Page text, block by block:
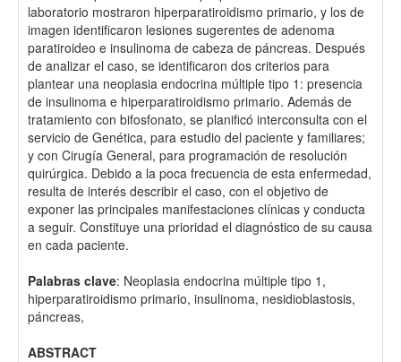
laboratorio mostraron hiperparatiroidismo primario, y los de
imagen identificaron lesiones sugerentes de adenoma
paratiroideo e insulinoma de cabeza de páncreas. Después
de analizar el caso, se identificaron dos criterios para
plantear una neoplasia endocrina múltiple tipo 1: presencia
de insulinoma e hiperparatiroidismo primario. Además de
tratamiento con bifosfonato, se planificó interconsulta con el
servicio de Genética, para estudio del paciente y familiares;
y con Cirugía General, para programación de resolución
quirúrgica. Debido a la poca frecuencia de esta enfermedad,
resulta de interés describir el caso, con el objetivo de
exponer las principales manifestaciones clínicas y conducta
a seguir. Constituye una prioridad el diagnóstico de su causa
en cada paciente.
Palabras clave: Neoplasia endocrina múltiple tipo 1,
hiperparatiroidismo primario, insulinoma, nesidioblastosis,
páncreas,
ABSTRACT